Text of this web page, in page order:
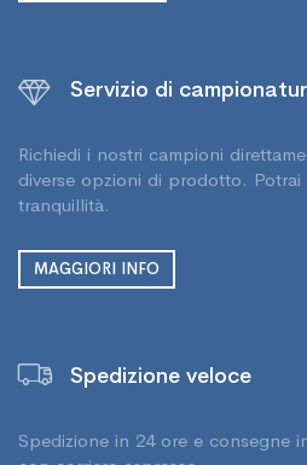
Servizio di
Richiedi i nostri campioni
diverse opzioni di prodotto.
tranquillità.
MAGGIORI INFO
Spedizione veloce
Spedizione in 24 ore e consegne